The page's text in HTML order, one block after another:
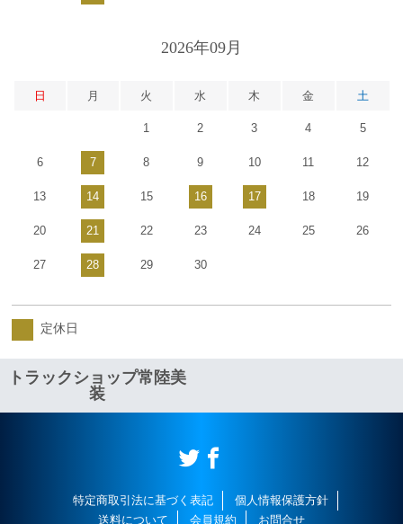
2026年09月
日 月 火 水 木 金 土
1 2 3 4 5
6 7 8 9 10 11 12
13 14 15 16 17 18 19
20 21 22 23 24 25 26
27 28 29 30
定休日
トラックショップ常陸美
装
特定商取引法に基づく表記
個人情報保護方針
送料について
会員規約 お問合せ